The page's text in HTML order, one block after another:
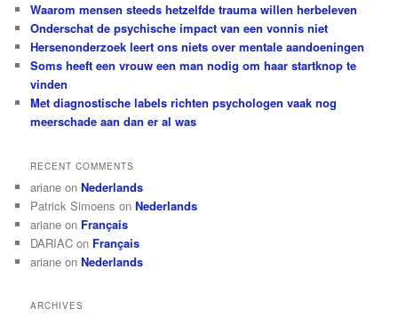
h
Waarom mensen steeds hetzelfde trauma willen herbeleven
Onderschat de psychische impact van een vonnis niet
Hersenonderzoek leert ons niets over mentale aandoeningen
Soms heeft een vrouw een man nodig om haar startknop te
vinden
Met diagnostische labels richten psychologen vaak nog
meerschade aan dan er al was
RECENT COMMENTS
ariane onNederlands
Patrick Simoens onNederlands
ariane on Français
DARIAC on Français
ariane onNederlands
ARCHIVES